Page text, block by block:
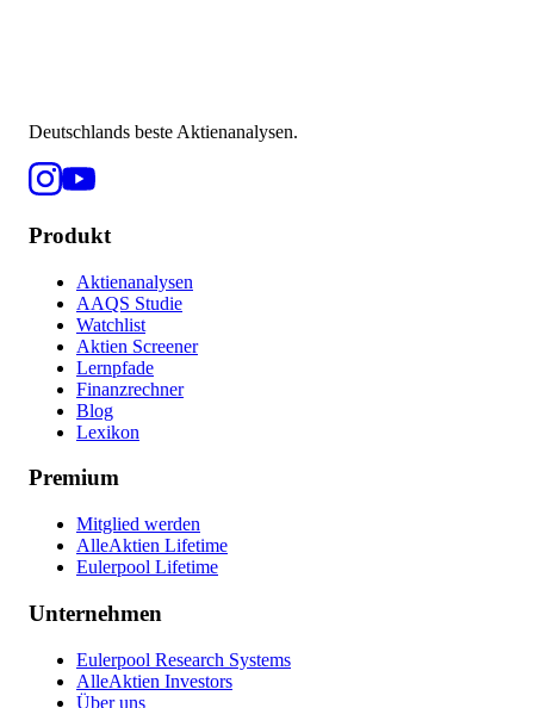
Deutschlands beste Aktienanalysen.
Produkt
Aktienanalysen
AAQS Studie
Watchlist
Aktien Screener
Lernpfade
Finanzrechner
Blog
Lexikon
Premium
Mitglied werden
AlleAktien Lifetime
Eulerpool Lifetime
Unternehmen
Eulerpool Research Systems
AlleAktien Investors
Über uns